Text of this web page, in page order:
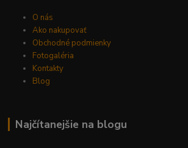
O nás
Ako nakupovať
Obchodné podmienky
Fotogaléria
Kontakty
Blog
Najčítanejšie na blogu